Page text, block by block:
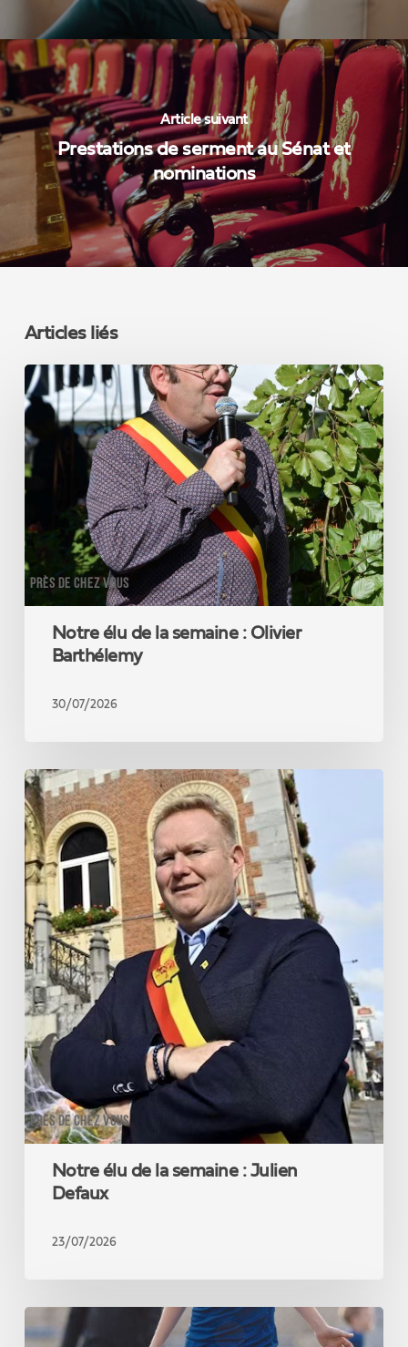
Article suivant
Prestations de serment au Sénat et
nominations
Articles liés
PRÈS DE CHEZ VOUS
Notre
élu
de
la
semaine
:
Olivier
Barthélemy
Notre élu de la semaine : Olivier
Barthélemy
30/07/2026
PRÈS DE CHEZ VOUS
Notre
élu
de
la
semaine
:
Julien
Defaux
Notre élu de la semaine : Julien
Defaux
23/07/2026
de